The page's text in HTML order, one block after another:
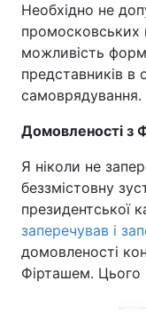
Необхідно не
промосковських
можливість
представників в
самоврядування.
Домовленості з
Я ніколи не
беззмістовну
президентської
заперечував і
домовленості
Фірташем. Цього